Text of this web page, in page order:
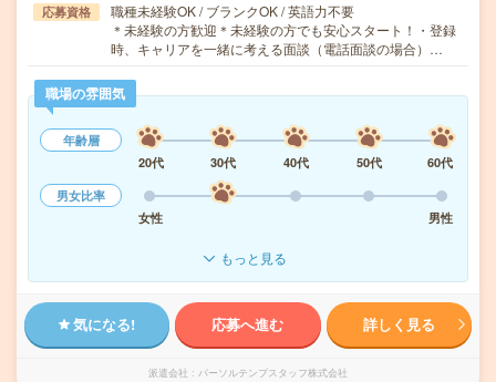
応募資格
職種未経験OK / ブランクOK / 英語力不要
＊未経験の方歓迎＊未経験の方でも安心スタート！・登録
時、キャリアを一緒に考える面談（電話面談の場合）…
職場の雰囲気
年齢層
20代
30代 40代 50代
60代
男女比率
女性
男性
もっと見る
気になる! 応募へ進む 詳しく見る
派遣会社 パーソルテンプスタッフ株式会社